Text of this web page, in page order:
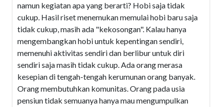
namun kegiatan apa yang berarti? Hobi saja tidak
cukup. Hasil riset menemukan memulai hobi baru saja
tidak cukup, masih ada "kekosongan". Kalau hanya
mengembangkan hobi untuk kepentingan sendiri,
memenuhi aktivitas sendiri dan berlibur untuk diri
sendiri saja masih tidak cukup. Ada orang merasa
kesepian di tengah-tengah kerumunan orang banyak.
Orang membutuhkan komunitas. Orang pada usia
pensiun tidak semuanya hanya mau mengumpulkan